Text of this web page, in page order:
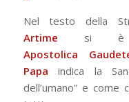
Nel testo della
Artime si è
Apostolica
Papa indica la
dell’umano” e